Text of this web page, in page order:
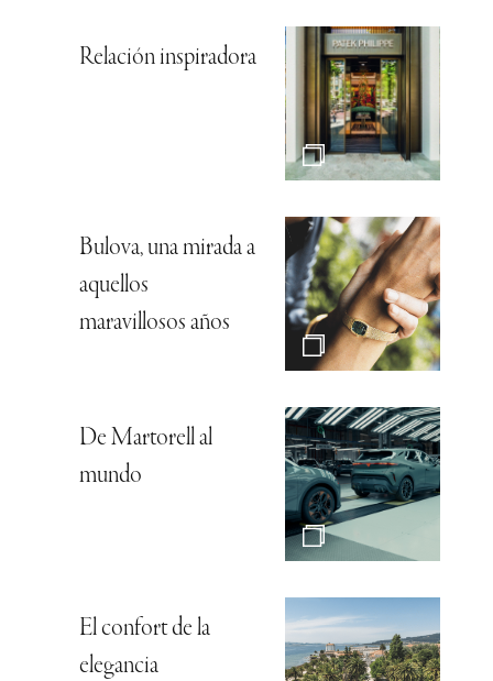
Relación inspiradora
Bulova, una mirada a
aquellos
maravillosos años
De Martorell al
mundo
El confort de la
elegancia